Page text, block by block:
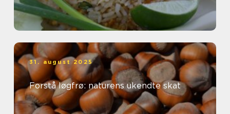
31. august 2025
Forstå løgfrø: naturens ukendte skat